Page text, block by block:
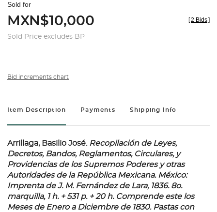
Sold for
MXN$10,000
Sold Price excludes BP
[2 Bids]
Bid increments chart
Item Description Payments Shipping Info
Arrillaga, Basilio José. Recopilación de Leyes,
Decretos, Bandos, Reglamentos, Circulares, y
Providencias de los Supremos Poderes y otras
Autoridades de la República Mexicana.México:
Imprenta de J. M. Fernández de Lara, 1836. 8o.
marquilla, 1 h. + 531 p. + 20 h. Comprende este los
Meses de Enero a Diciembre de 1830. Pastas con